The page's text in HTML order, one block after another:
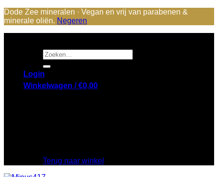
Dode Zee mineralen · Vegan en vrij van parabenen &
minerale oliën. Negeren
Zoeken
naar:
Login
Winkelwagen /€0,00
Terug naar winkel